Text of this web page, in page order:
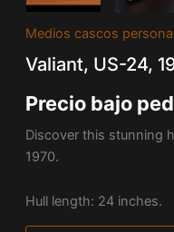
Medios cascos
Valiant, US-24,
Precio bajo
Discover this stunning
1970.
Hull length: 24 inches.